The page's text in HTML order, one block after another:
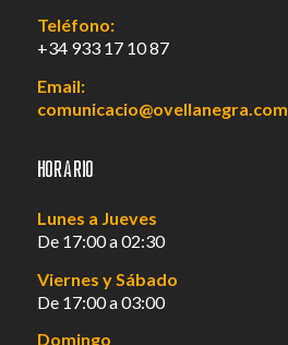
Teléfono:
+34 933 17 10 87
Email:
comunicacio@ovellanegra.com
Horario
Lunes a Jueves
De 17:00 a 02:30
Viernes y Sábado
De 17:00 a 03:00
Domingo